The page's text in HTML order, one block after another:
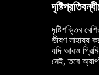
দৃষ্টিশক্তির
ভীষণ সাহায্য
যদি আরও
নেই, তবে